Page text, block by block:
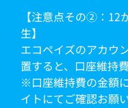
【注意点その➁：12
生】
エコペイズのアカウ
置すると、口座維持
※口座維持費の金額
イトにてご確認お願